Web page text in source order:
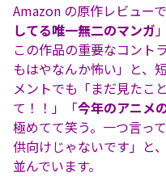
Amazon の原作レビュー
してる唯一無二のマンガ
この作品の重要なコント
もはやなんか怖い」と、
メントでも「まだ見たこ
て！！」「今年のアニメ
極めてて笑う。一つ言っ
供向けじゃないです」と
並んでいます。